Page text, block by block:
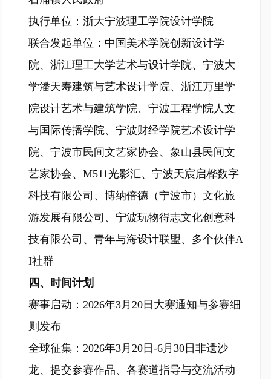
执行单位：浙大宁波理工学院设计学院
联合发起单位：中国美术学院创新设计学
院、浙江理工大学艺术与设计学院、宁波大
学潘天寿建筑与艺术设计学院、浙江万里学
院设计艺术与建筑学院、宁波工程学院人文
与国际传播学院、宁波财经学院艺术设计学
院、宁波市民间文艺家协会、象山县民间文
艺家协会、M511光影汇、宁波天宸启桦数字
科技有限公司、博纳倍德（宁波市）文化旅
游发展有限公司、宁波玩物得志文化创意科
技有限公司、青年与海设计联盟、多个伙伴A
I社群
四、时间计划
赛事启动：2026年3月20日大赛通知与参赛细
则发布
全球征集：2026年3月20日-6月30日非遗沙
龙、提交参赛作品、各赛道指导与交流活动